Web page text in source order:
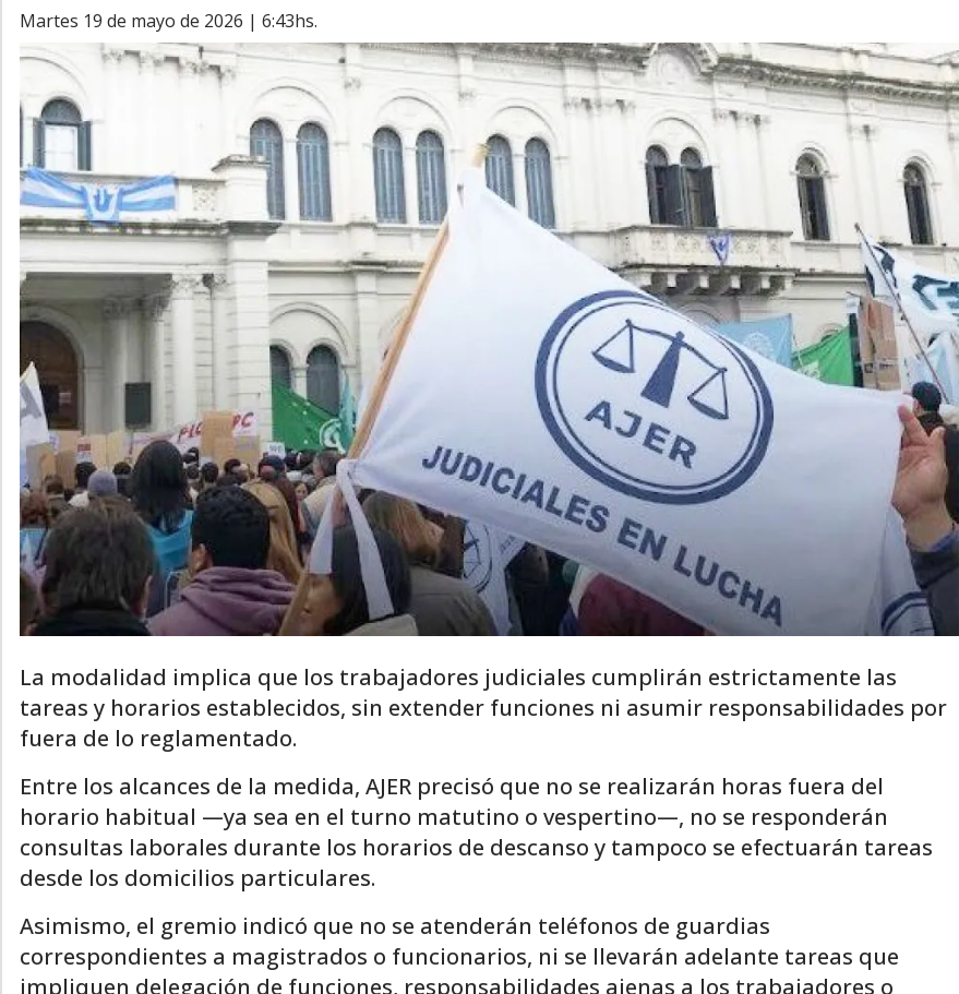
martes 19 de mayo de 2026 | 6:43hs.
La modalidad implica que los trabajadores judiciales cumplirán estrictamente las
tareas y horarios establecidos, sin extender funciones ni asumir responsabilidades por
fuera de lo reglamentado.
Entre los alcances de la medida, AJER precisó que no se realizarán horas fuera del
horario habitual —ya sea en el turno matutino o vespertino—, no se responderán
consultas laborales durante los horarios de descanso y tampoco se efectuarán tareas
desde los domicilios particulares.
Asimismo, el gremio indicó que no se atenderán teléfonos de guardias
correspondientes a magistrados o funcionarios, ni se llevarán adelante tareas que
impliquen delegación de funciones, responsabilidades ajenas a los trabajadores o